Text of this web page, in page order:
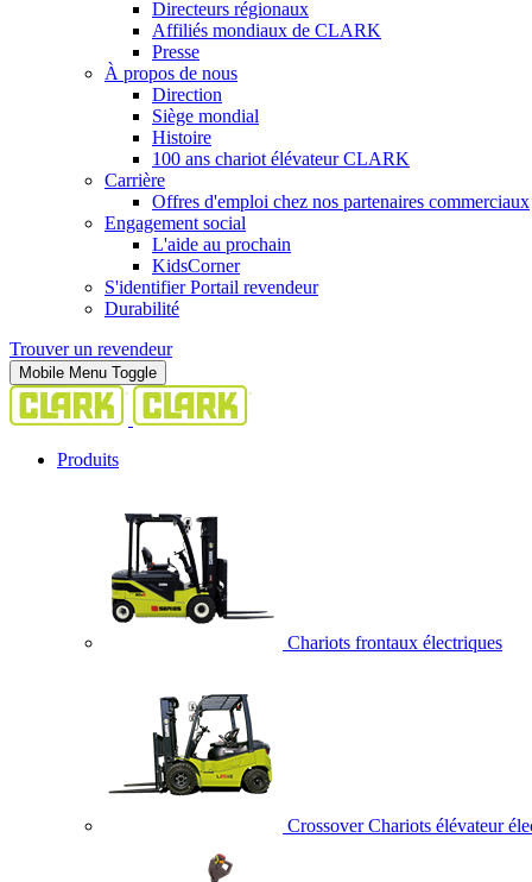
Directeurs régionaux
Affiliés mondiaux de CLARK
Presse
À propos de nous
Direction
Siège mondial
Histoire
100 ans chariot élévateur CLARK
Carrière
Offres d'emploi chez nos partenaires commerciaux
Engagement social
L'aide au prochain
KidsCorner
S'identifier Portail revendeur
Durabilité
Trouver un revendeur
Mobile Menu Toggle
Produits
Chariots frontaux électriques
Crossover Chariots élévateur